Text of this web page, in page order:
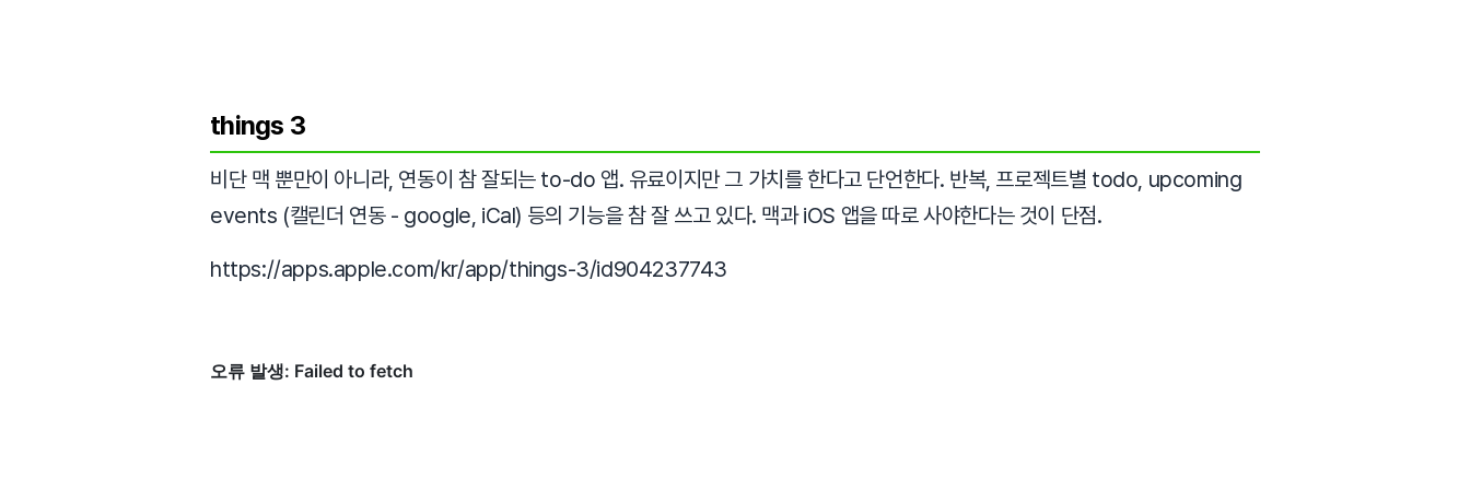
things 3
비단 맥 뿐만이 아니라, 연동이 참 잘되는 to-do 앱. 유료이지만 그 가치를 한다고 단언한다. 반복, 프로젝트별 todo, upcoming
events (캘린더 연동 - google, iCal) 등의 기능을 참 잘 쓰고 있다. 맥과 iOS 앱을 따로 사야한다는 것이 단점.
https://apps.apple.com/kr/app/things-3/id904237743